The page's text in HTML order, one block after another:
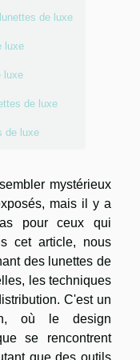
de luxe
luxe
luxe
de luxe
de luxe
mystérieux
mais il y a
pour ceux qui
cet article, nous
des lunettes de
les techniques
C'est un
où le design
se rencontrent